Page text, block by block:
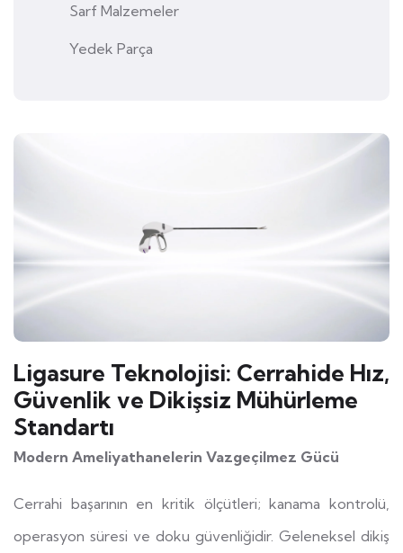
Sarf Malzemeler
Yedek Parça
Ligasure Teknolojisi: Cerrahide Hız,
Güvenlik ve Dikişsiz Mühürleme
Standartı
Modern Ameliyathanelerin Vazgeçilmez Gücü
Cerrahi başarının en kritik ölçütleri; kanama kontrolü,
operasyon süresi ve doku güvenliğidir. Geleneksel dikiş